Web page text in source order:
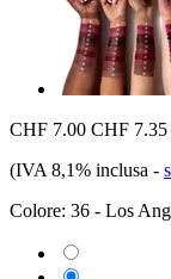
CHF 7.00 CHF 7.35
(IVA 8,1% inclusa -
Colore: 36 - Los